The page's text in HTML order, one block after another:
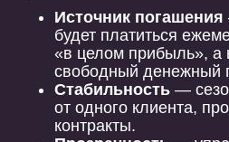
Источник погашения
будет платиться
«в целом прибыль», а
свободный денежный
Стабильность —
от одного клиента,
контракты.